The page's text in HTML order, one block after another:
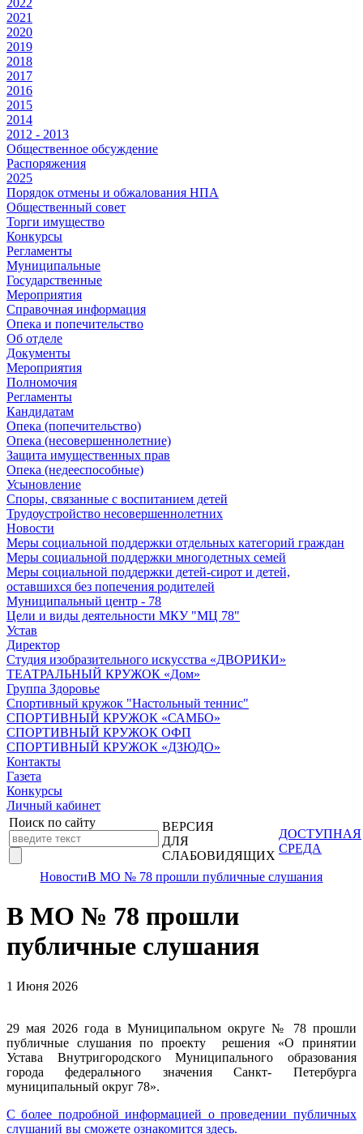
2022
2021
2020
2019
2018
2017
2016
2015
2014
2012 - 2013
Общественное обсуждение
Распоряжения
2025
Порядок отмены и обжалования НПА
Общественный совет
Торги имущество
Конкурсы
Регламенты
Муниципальные
Государственные
Мероприятия
Справочная информация
Опека и попечительство
Об отделе
Документы
Мероприятия
Полномочия
Регламенты
Кандидатам
Опека (попечительство)
Опека (несовершеннолетние)
Защита имущественных прав
Опека (недееспособные)
Усыновление
Споры, связанные с воспитанием детей
Трудоустройство несовершеннолетних
Новости
Меры социальной поддержки отдельных категорий граждан
Меры социальной поддержки многодетных семей
Меры социальной поддержки детей-сирот и детей,
оставшихся без попечения родителей
Муниципальный центр - 78
Цели и виды деятельности МКУ "МЦ 78"
Устав
Директор
Студия изобразительного искусства «ДВОРИКИ»
ТЕАТРАЛЬНЫЙ КРУЖОК «Дом»
Группа Здоровье
Спортивный кружок "Настольный теннис"
СПОРТИВНЫЙ КРУЖОК «САМБО»
СПОРТИВНЫЙ КРУЖОК ОФП
СПОРТИВНЫЙ КРУЖОК «ДЗЮДО»
Контакты
Газета
Конкурсы
Личный кабинет
Поиск по сайту
ВЕРСИЯ
ДЛЯ
СЛАБОВИДЯЩИХ
ДОСТУПНАЯ
СРЕДА
НовостиВ МО № 78 прошли публичные слушания
В МО № 78 прошли
публичные слушания
1 Июня 2026
29 мая 2026 года в Муниципальном округе № 78 прошли
публичные слушания по проекту решения «О принятии
Устава Внутригородского Муниципального образования
города федерального значения Санкт- Петербурга
муниципальный округ 78».
С более подробной информацией о проведении публичных
слушаний вы сможете ознакомится здесь.